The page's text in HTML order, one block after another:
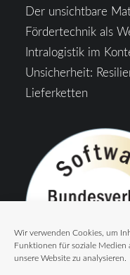
Wir verwenden Cookies, um
Funktionen für soziale
unsere Website zu analysieren.
Der unsichtbare
Fördertechnik als
Intralogistik im
Unsicherheit:
Lieferketten